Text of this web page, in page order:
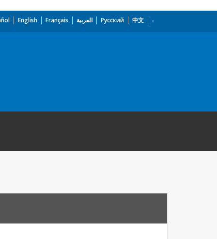
English Français العربية Русский 中文